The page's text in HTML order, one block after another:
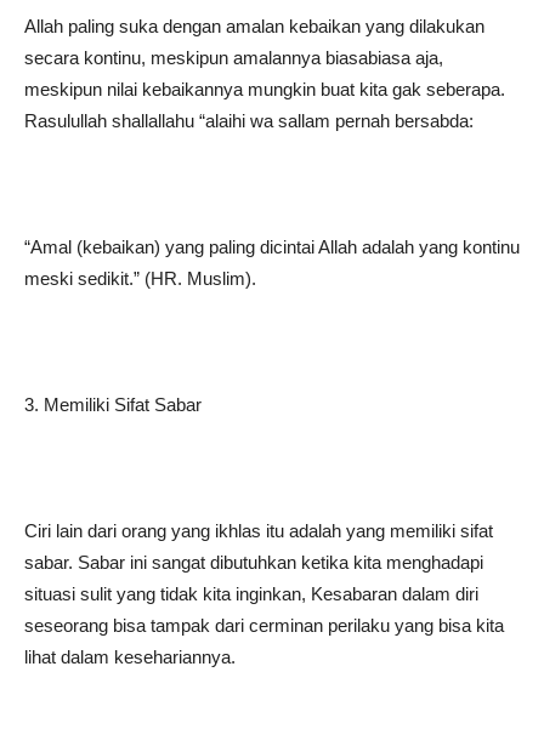
Allah paling suka dengan amalan kebaikan yang dilakukan
secara kontinu, meskipun amalannya biasabiasa aja,
meskipun nilai kebaikannya mungkin buat kita gak seberapa.
Rasulullah shallallahu “alaihi wa sallam pernah bersabda:
“Amal (kebaikan) yang paling dicintai Allah adalah yang kontinu
meski sedikit.” (HR. Muslim).
3. Memiliki Sifat Sabar
Ciri lain dari orang yang ikhlas itu adalah yang memiliki sifat
sabar. Sabar ini sangat dibutuhkan ketika kita menghadapi
situasi sulit yang tidak kita inginkan, Kesabaran dalam diri
seseorang bisa tampak dari cerminan perilaku yang bisa kita
lihat dalam kesehariannya.